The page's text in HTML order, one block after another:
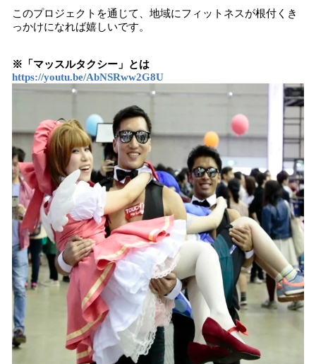
このプロジェクトを通じて、地域にフィットネスが根付くき
っかけになれば嬉しいです。
※「マッスルタクシー」とは
https://youtu.be/AbNSRww2G8U